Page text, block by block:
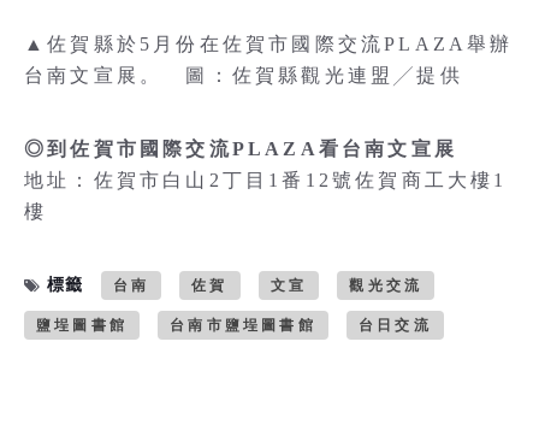
▲佐賀縣於5月份在佐賀市國際交流PLAZA舉辦
台南文宣展。 圖：佐賀縣觀光連盟╱提供
◎到佐賀市國際交流PLAZA看台南文宣展
地址：佐賀市白山2丁目1番12號佐賀商工大樓1
樓
標籤 台南 佐賀 文宣 觀光交流
鹽埕圖書館 台南市鹽埕圖書館 台日交流